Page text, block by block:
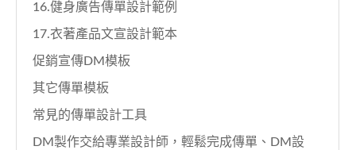
16.健身廣告傳單設計範例
17.衣著產品文宣設計範本
促銷宣傳DM模板
其它傳單模板
常見的傳單設計工具
DM製作交給專業設計師，輕鬆完成傳單、DM設